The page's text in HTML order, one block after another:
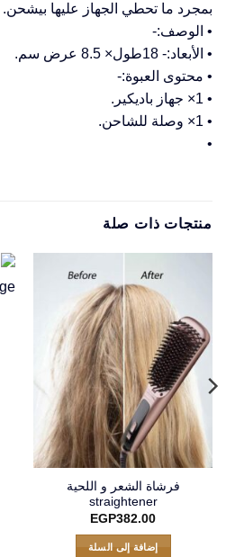
بمجرد ما تحطي الجهاز عليها بيشحن.
• الوصف:-
• الأبعاد:- 18طول× 8.5 عرض سم.
• محتوى العبوة:-
• 1× جهاز باديكير.
• 1× وصلة للشاحن.
•
منتجات ذات صلة
فرشاة الشعر و اللحية
straightener
EGP382.00
إضافة إلى السلة